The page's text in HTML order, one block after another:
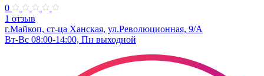
0
1 отзыв
г.Майкоп, ст-ца Ханская, ул.Революционная, 9/А
Вт-Вс 08:00-14:00, Пн выходной